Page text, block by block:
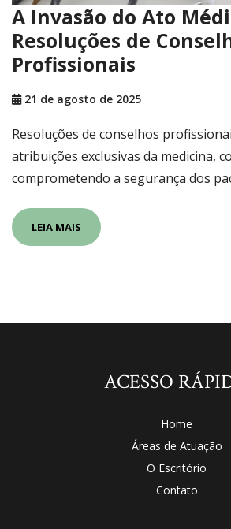
A Invasão do Ato
Resoluções de
Profissionais
21 de agosto de 2025
Resoluções de conselhos
atribuições exclusivas da medicina,
comprometendo a segurança dos
LEIA MAIS
ACESSO
Home
Áreas de Atuação
O Escritório
Contato